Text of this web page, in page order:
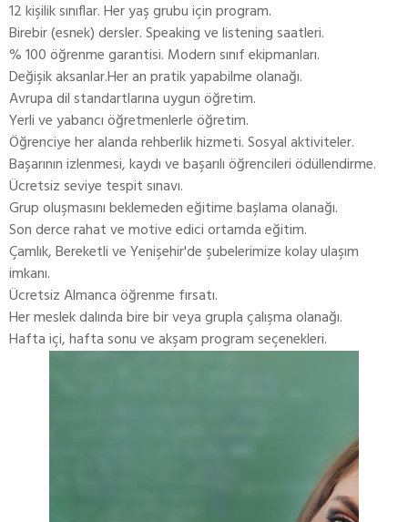
12 kişilik sınıflar. Her yaş grubu için program.
Birebir (esnek) dersler. Speaking ve listening saatleri.
% 100 öğrenme garantisi. Modern sınıf ekipmanları.
Değişik aksanlar.Her an pratik yapabilme olanağı.
Avrupa dil standartlarına uygun öğretim.
Yerli ve yabancı öğretmenlerle öğretim.
Öğrenciye her alanda rehberlik hizmeti. Sosyal aktiviteler.
Başarının izlenmesi, kaydı ve başarılı öğrencileri ödüllendirme.
Ücretsiz seviye tespit sınavı.
Grup oluşmasını beklemeden eğitime başlama olanağı.
Son derce rahat ve motive edici ortamda eğitim.
Çamlık, Bereketli ve Yenişehir'de şubelerimize kolay ulaşım
imkanı.
Ücretsiz Almanca öğrenme fırsatı.
Her meslek dalında bire bir veya grupla çalışma olanağı.
Hafta içi, hafta sonu ve akşam program seçenekleri.